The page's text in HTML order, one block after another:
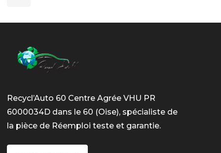
Recycl’Auto 60 Centre Agrée VHU PR
6000034D dans le 60 (Oise), spécialiste de
la pièce de Réemploi teste et garantie.